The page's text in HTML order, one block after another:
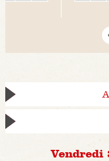
Vendredi